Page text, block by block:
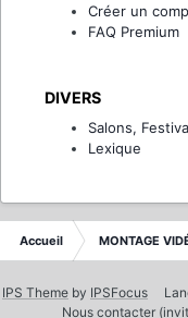
Créer un
FAQ Premium
DIVERS
Salons,
Lexique
Accueil MONTAGE
IPS Theme by IPSFocus
Nous contacter